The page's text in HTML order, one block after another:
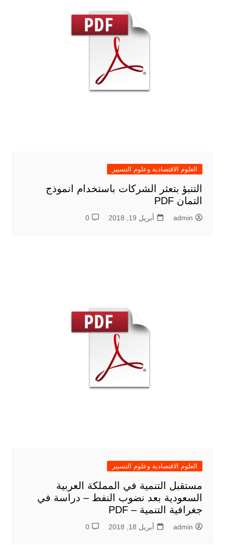
العلوم الاقتصادية وعلوم التسيير
التنبؤ بتعثر الشركات باستخدام انموذج
التمان PDF
admin أبريل 19, 2018 0
العلوم الاقتصادية وعلوم التسيير
مستقبل التنمية في المملكة العربية
السعودية بعد نضوب النفط – دراسة في
جغرافية التنمية – PDF
admin أبريل 18, 2018 0